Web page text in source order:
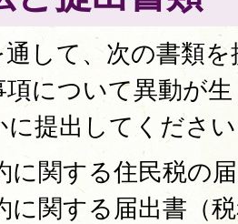
して、次の書類
について異動が
に提出してくださ
に関する住民税の
に関する届出書（